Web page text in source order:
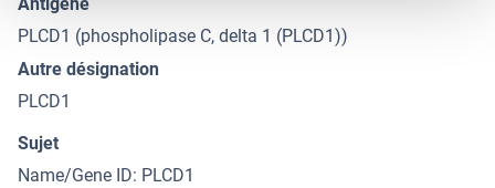
PLCD1 (phospholipase C, delta 1 (PLCD1))
Autre désignation
PLCD1
Sujet
Name/Gene ID: PLCD1